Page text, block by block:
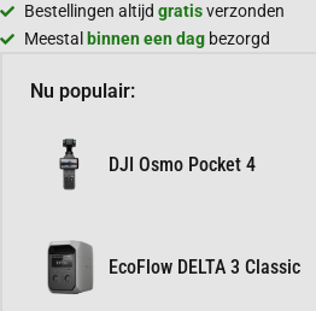
Bestellingen altijd gratisverzonden
Meestal binnen een dag bezorgd
Nu populair:
DJI Osmo Pocket 4
EcoFlow DELTA 3 Classic